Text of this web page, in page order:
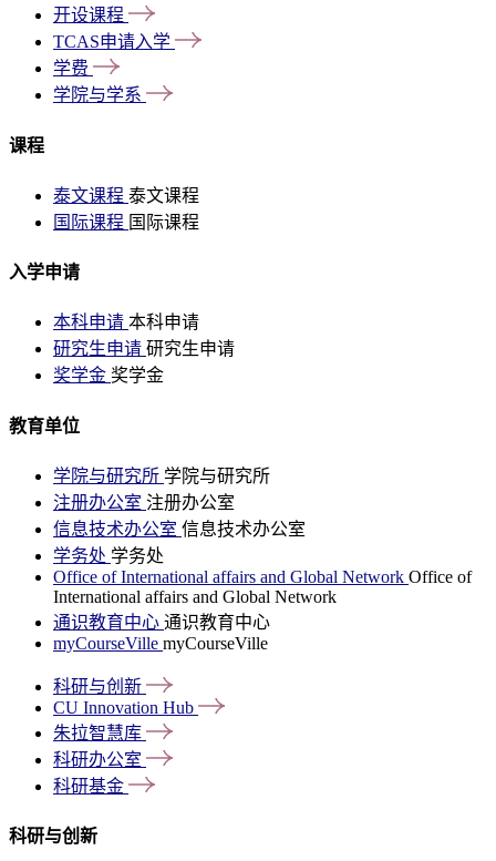
开设课程
TCAS申请入学
学费
学院与学系
课程
泰文课程 泰文课程
国际课程 国际课程
入学申请
本科申请 本科申请
研究生申请 研究生申请
奖学金 奖学金
教育单位
学院与研究所 学院与研究所
注册办公室 注册办公室
信息技术办公室 信息技术办公室
学务处 学务处
Office of International affairs and Global Network Office of
International affairs and Global Network
通识教育中心 通识教育中心
myCourseVille myCourseVille
科研与创新
CU Innovation Hub
朱拉智慧库
科研办公室
科研基金
科研与创新